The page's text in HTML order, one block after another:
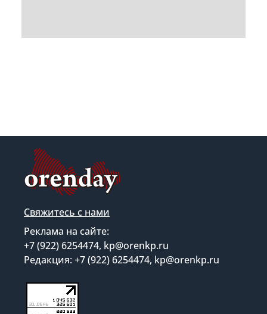
Свяжитесь с нами
Реклама на сайте:
+7 (922) 6254474, kp@orenkp.ru
Редакция: +7 (922) 6254474, kp@orenkp.ru